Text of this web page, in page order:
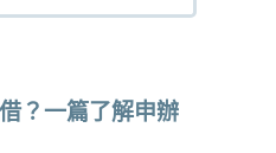
？一篇了解申辦